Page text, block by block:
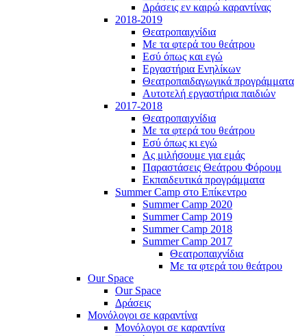
Δράσεις εν καιρώ καραντίνας
2018-2019
Θεατροπαιχνίδια
Με τα φτερά του θεάτρου
Εσύ όπως και εγώ
Εργαστήρια Ενηλίκων
Θεατροπαιδαγωγικά προγράμματα
Αυτοτελή εργαστήρια παιδιών
2017-2018
Θεατροπαιχνίδια
Με τα φτερά του θεάτρου
Εσύ όπως κι εγώ
Ας μιλήσουμε για εμάς
Παραστάσεις Θεάτρου Φόρουμ
Εκπαιδευτικά προγράμματα
Summer Camp στο Επίκεντρο
Summer Camp 2020
Summer Camp 2019
Summer Camp 2018
Summer Camp 2017
Θεατροπαιχνίδια
Με τα φτερά του θεάτρου
Our Space
Our Space
Δράσεις
Μονόλογοι σε καραντίνα
Μονόλογοι σε καραντίνα